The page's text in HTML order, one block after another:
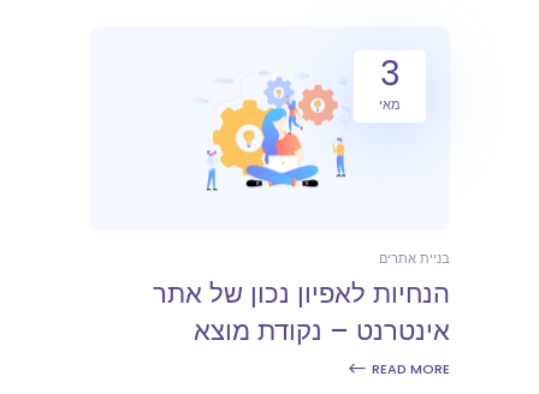
3
מאי
בניית אתרים
הנחיות לאפיון נכון של אתר
אינטרנט – נקודת מוצא
READ MORE